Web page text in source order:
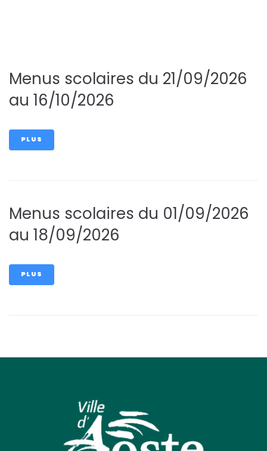
Menus scolaires du 21/09/2026
au 16/10/2026
PLUS
Menus scolaires du 01/09/2026
au 18/09/2026
PLUS